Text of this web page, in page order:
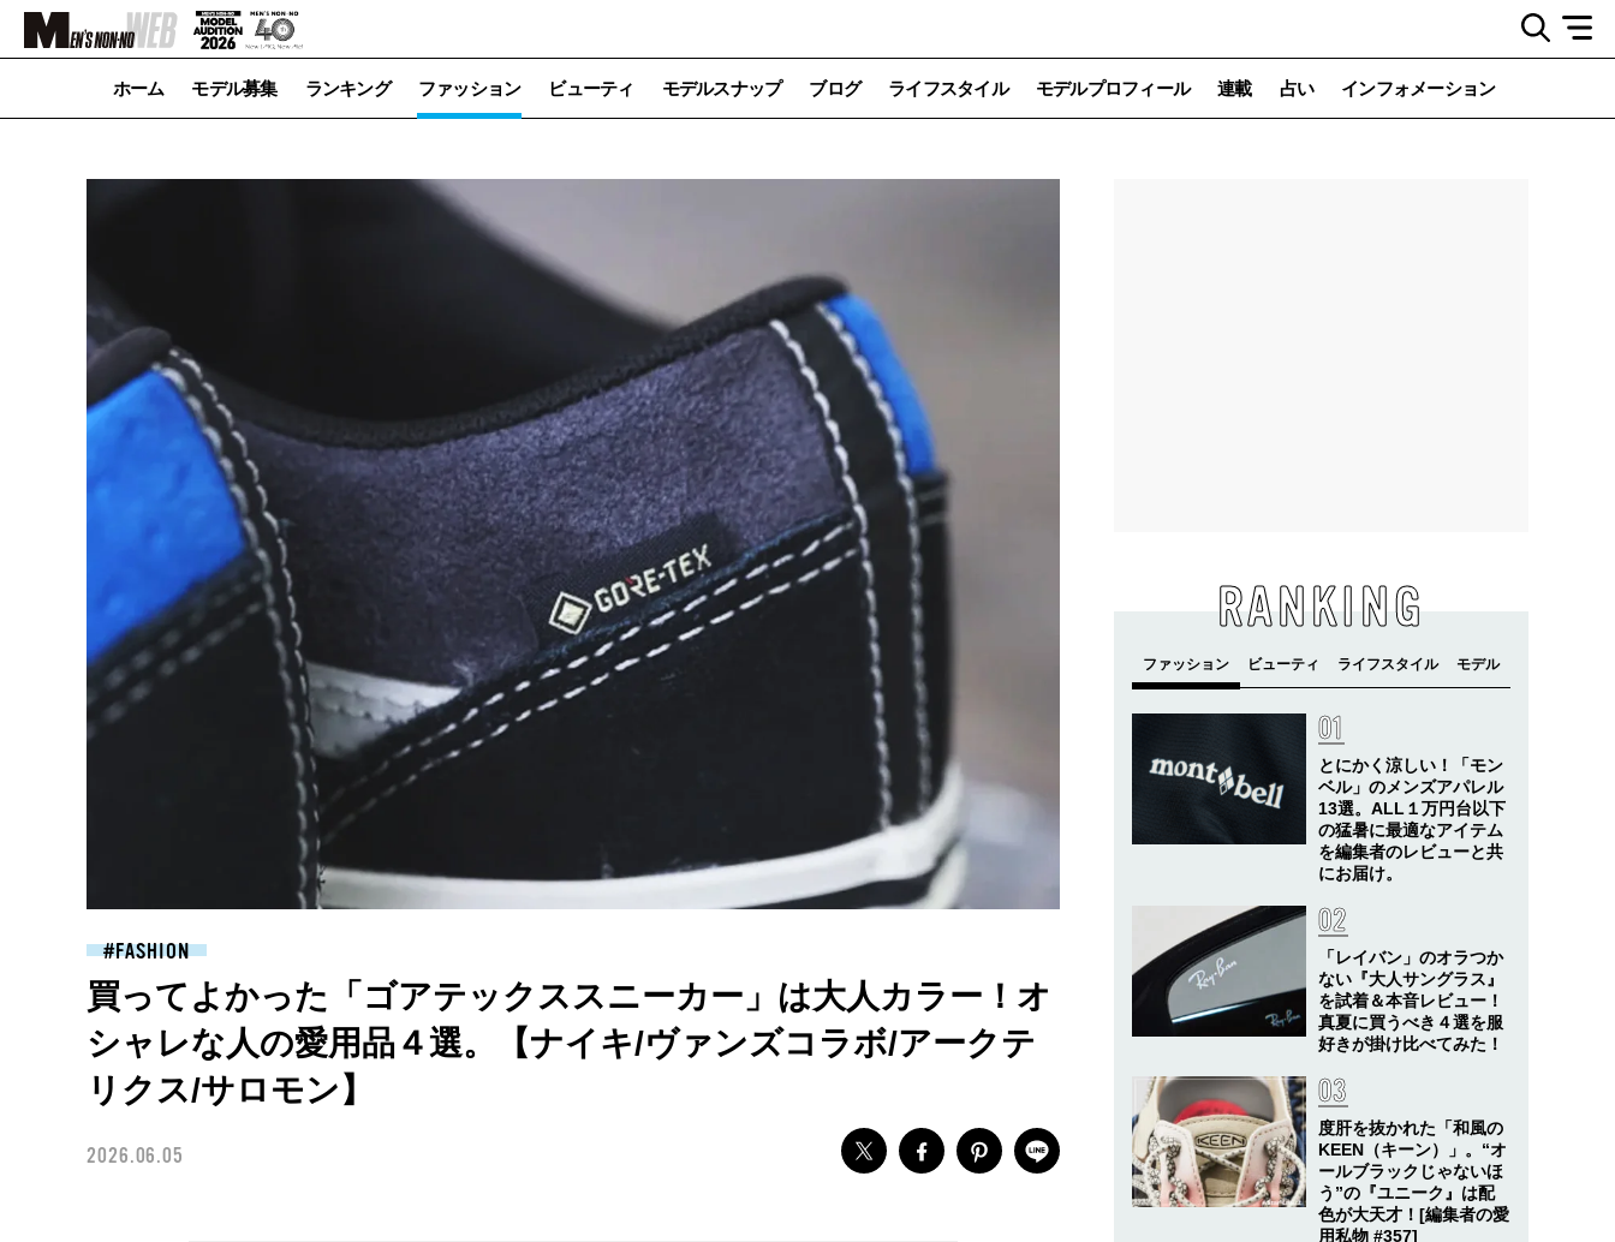
ホーム モデル募集 ランキング ファッション ビューティ モデルスナップ ブログ ライフスタイル モデルプロフィール 連載 占い インフォメーション
FASHION
買ってよかった「ゴアテックススニーカー」は大人カラー！オ
シャレな人の愛用品４選。【ナイキ/ヴァンズコラボ/アークテ
リクス/サロモン】
2026.06.05
RANKING
とにかく涼しい！「モン
ベル」のメンズアパレル
13選。ALL１万円台以下
の猛暑に最適なアイテム
を編集者のレビューと共
にお届け。
「レイバン」のオラつか
ない『大人サングラス』
を試着＆本音レビュー！
真夏に買うべき４選を服
好きが掛け比べてみた！
度肝を抜かれた「和風の
KEEN（キーン）」。“オ
ールブラックじゃないほ
う”の『ユニーク』は配
色が大天才！[編集者の愛
用私物 #357]